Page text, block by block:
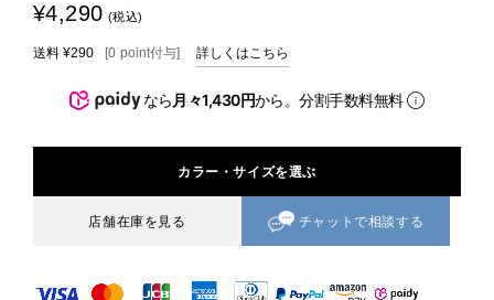
¥4,290 (税込)
送料 ¥290 [0 point付与] 詳しくはこちら
なら 月々1,430円から。分割手数料無料
カラー・サイズを選ぶ
店舗在庫を見る チャットで相談する